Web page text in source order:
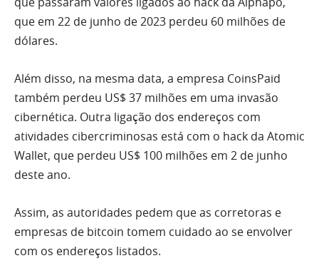
que em 22 de junho de 2023 perdeu 60 milhões de
dólares.
Além disso, na mesma data, a empresa CoinsPaid
também perdeu US$ 37 milhões em uma invasão
cibernética. Outra ligação dos endereços com
atividades cibercriminosas está com o hack da Atomic
Wallet, que perdeu US$ 100 milhões em 2 de junho
deste ano.
Assim, as autoridades pedem que as corretoras e
empresas de bitcoin tomem cuidado ao se envolver
com os endereços listados.